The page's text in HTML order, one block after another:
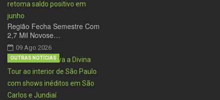
Região Fecha Semestre Com
2,7 Mil Novose…
09 Ago 2026
OUTRAS NOTÍCIAS